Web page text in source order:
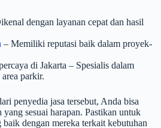
dengan layanan cepat dan hasil
– Memiliki reputasi baik dalam proyek-
di Jakarta – Spesialis dalam
parkir.
penyedia jasa tersebut, Anda bisa
sesuai harapan. Pastikan untuk
dengan mereka terkait kebutuhan